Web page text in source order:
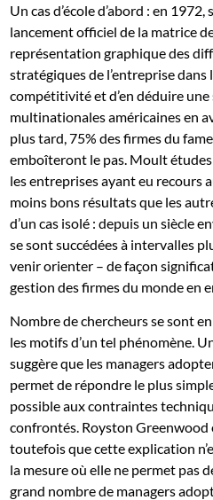
Un cas d’école d’abord : en
lancement officiel de la matrice
représentation graphique des
stratégiques de l’entreprise dans
compétitivité et d’en déduire
multinationales américaines en
plus tard, 75% des firmes du
emboîteront le pas. Moult
les entreprises ayant eu recours
moins bons résultats que les
d’un cas isolé : depuis un siècle
se sont succédées à intervalles
venir orienter – de façon
gestion des firmes du monde en
Nombre de chercheurs se sont
les motifs d’un tel phénomène.
suggère que les managers
permet de répondre le plus
possible aux contraintes
confrontés. Royston
toutefois que cette explication
la mesure où elle ne permet pas
grand nombre de managers